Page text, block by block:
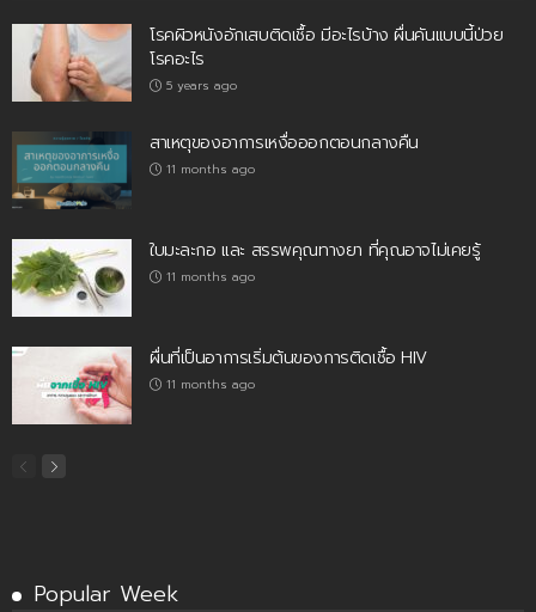
โรคผิวหนังอักเสบติดเชื้อ มีอะไรบ้าง ผื่นคันแบบนี้ป่วย
โรคอะไร
5 years ago
สาเหตุของอาการเหงื่อออกตอนกลางคืน
11 months ago
ใบมะละกอ และ สรรพคุณทางยา ที่คุณอาจไม่เคยรู้
11 months ago
ผื่นที่เป็นอาการเริ่มต้นของการติดเชื้อ HIV
11 months ago
Popular Week